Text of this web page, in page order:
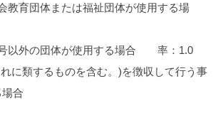
教育団体または福祉団体が使用する場
号以外の団体が使用する場合 率：1.0
れに類するものを含む。)を徴収して行う事
る場合